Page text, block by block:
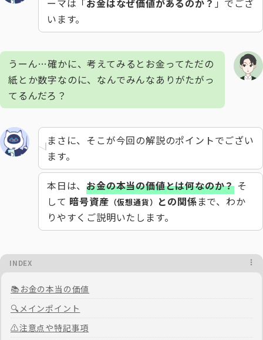
ーマは「お金はなぜ価値があるのか？ 」でござ
います。
うーん…確かに、考えてみるとお金ってただの
紙とか数字なのに、なんでみんなありがたがっ
てるんだろ？
まさに、そこが今回の解説のポイントでござい
ます。
本日は、お金の本当の価値とは何なのか？ そ
して 暗号資産 （仮想通貨） との関係まで、わか
りやすくご説明いたします。
INDEX
📚お金の本当の価値
🔍メインポイント
⚠️注意点や特記事項